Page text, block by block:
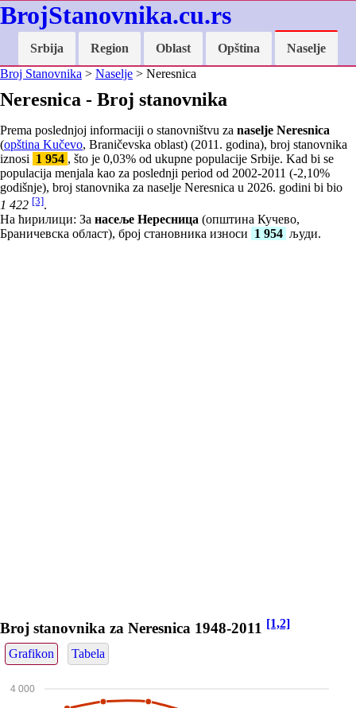
BrojStanovnika.cu.rs
Srbija Region Oblast Opština
Naselje
Broj Stanovnika > Naselje > Neresnica
Neresnica - Broj stanovnika
Prema poslednjoj informaciji o stanovništvu za naselje Neresnica
(opština Kučevo, Braničevska oblast) (2011. godina), broj stanovnika
iznosi 1 954 , što je 0,03% od ukupne populacije Srbije. Kad bi se
populacija menjala kao za poslednji period od 2002-2011 (-2,10%
godišnje), broj stanovnika za naselje Neresnica u 2026. godini bi bio
1 422 [3].
На ћирилици: За насеље Нересница (општина Кучево,
Браничевска област), број становника износи 1 954 људи.
Broj stanovnika za Neresnica 1948-2011 [1,2]
Grafikon Tabela
4 000